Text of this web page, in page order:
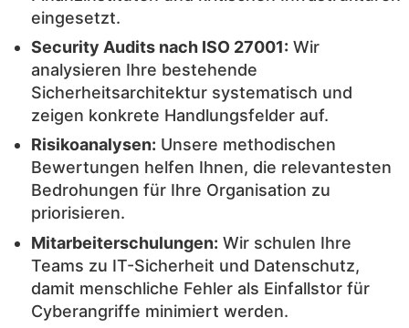
eingesetzt.
Security Audits nach ISO 27001: Wir
analysieren Ihre bestehende
Sicherheitsarchitektur systematisch und
zeigen konkrete Handlungsfelder auf.
Risikoanalysen: Unsere methodischen
Bewertungen helfen Ihnen, die relevantesten
Bedrohungen für Ihre Organisation zu
priorisieren.
Mitarbeiterschulungen: Wir schulen Ihre
Teams zu IT-Sicherheit und Datenschutz,
damit menschliche Fehler als Einfallstor für
Cyberangriffe minimiert werden.